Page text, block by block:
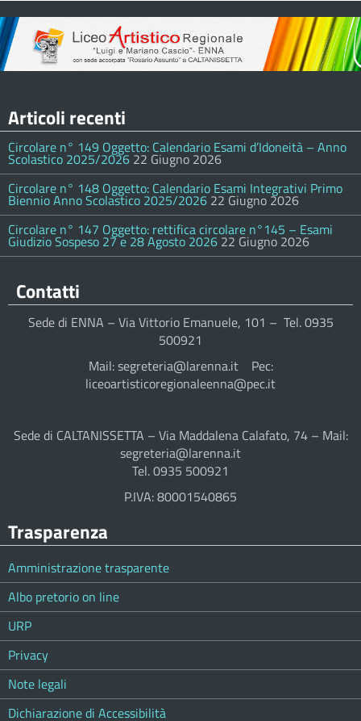
Articoli recenti
Circolare n° 149 Oggetto: Calendario Esami d’Idoneità – Anno
Scolastico 2025/2026 22 Giugno 2026
Circolare n° 148 Oggetto: Calendario Esami Integrativi Primo
Biennio Anno Scolastico 2025/2026 22 Giugno 2026
Circolare n° 147 Oggetto: rettifica circolare n°145 – Esami
Giudizio Sospeso 27 e 28 Agosto 2026 22 Giugno 2026
Contatti
Sede di ENNA – Via Vittorio Emanuele, 101 – Tel. 0935
500921
Mail: segreteria@larenna.it Pec:
liceoartisticoregionaleenna@pec.it
Sede di CALTANISSETTA – Via Maddalena Calafato, 74 – Mail:
segreteria@larenna.it
Tel. 0935 500921
P.IVA: 80001540865
Trasparenza
Amministrazione trasparente
Albo pretorio on line
URP
Privacy
Note legali
Dichiarazione di Accessibilità